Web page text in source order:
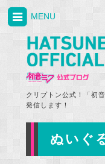
クリプトン公式！「初
発信します！
MENU
ぬいぐ